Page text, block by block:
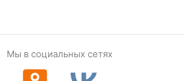
Мы в социальных сетях